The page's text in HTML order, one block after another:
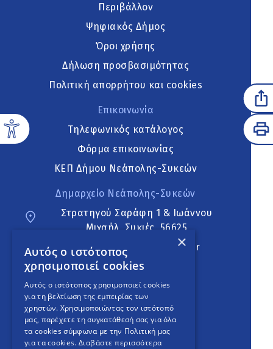
Περιβάλλον
Ψηφιακός Δήμος
Όροι χρήσης
Δήλωση προσβασιμότητας
Πολιτική απορρήτου και cookies
Επικοινωνία
Τηλεφωνικός κατάλογος
Φόρμα επικοινωνίας
ΚΕΠ Δήμου Νεάπολης-Συκεών
Δημαρχείο Νεάπολης-Συκεών
Στρατηγού Σαράφη 1 & Ιωάννου
Μιχαήλ, Συκιές, 56625
neapoli.sykies@ddt.gov.gr
Ακολουθήστε
English Version
×
Αυτός ο ιστότοπος
χρησιμοποιεί cookies
Αυτός ο ιστότοπος χρησιμοποιεί cookies
για τη βελτίωση της εμπειρίας των
χρηστών. Χρησιμοποιώντας τον ιστότοπό
μας, παρέχετε τη συγκατάθεσή σας για όλα
τα cookies σύμφωνα με την Πολιτική μας
για τα cookies. Διαβάστε περισσότερα